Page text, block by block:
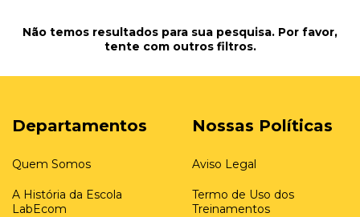
Não temos resultados para sua pesquisa. Por favor,
tente com outros filtros.
Departamentos
Quem Somos
A História da Escola
LabEcom
Nossas Políticas
Aviso Legal
Termo de Uso dos
Treinamentos